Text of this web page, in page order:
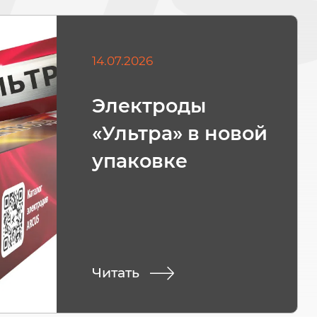
14.07.2026
Электроды
«Ультра» в новой
упаковке
Читать